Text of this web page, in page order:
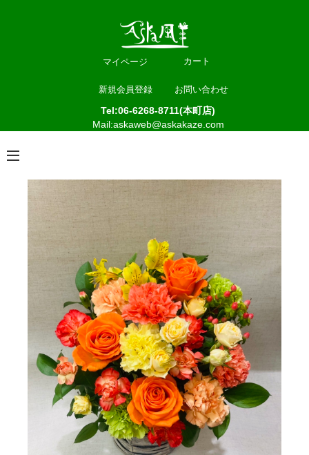
マイページ カート
新規会員登録 お問い合わせ
Tel:06-6268-8711(本町店)
Mail:askaweb@askakaze.com